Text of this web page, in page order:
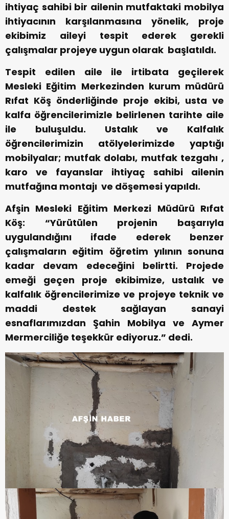
ihtiyaç sahibi bir ailenin mutfaktaki mobilya
ihtiyacının karşılanmasına yönelik, proje
ekibimiz aileyi tespit ederek gerekli
çalışmalar projeye uygun olarak başlatıldı.
Tespit edilen aile ile irtibata geçilerek
Mesleki Eğitim Merkezinden kurum müdürü
Rıfat Köş önderliğinde proje ekibi, usta ve
kalfa öğrencilerimizle belirlenen tarihte aile
ile buluşuldu. Ustalık ve Kalfalık
öğrencilerimizin atölyelerimizde yaptığı
mobilyalar; mutfak dolabı, mutfak tezgahı ,
karo ve fayanslar ihtiyaç sahibi ailenin
mutfağına montajı ve döşemesi yapıldı.
Afşin Mesleki Eğitim Merkezi Müdürü Rıfat
Köş: “Yürütülen projenin başarıyla
uygulandığını ifade ederek benzer
çalışmaların eğitim öğretim yılının sonuna
kadar devam edeceğini belirtti. Projede
emeği geçen proje ekibimize, ustalık ve
kalfalık öğrencilerimize ve projeye teknik ve
maddi destek sağlayan sanayi
esnaflarımızdan Şahin Mobilya ve Aymer
Mermerciliğe teşekkür ediyoruz.” dedi.